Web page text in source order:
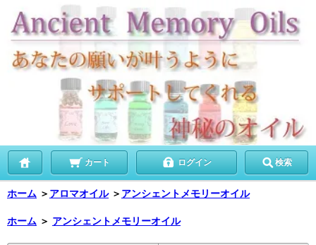
カート ログイン 検索
ホーム ＞ アロマオイル ＞ アンシェントメモリーオイル
ホーム ＞ アンシェントメモリーオイル